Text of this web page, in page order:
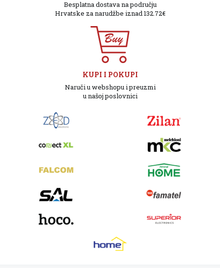
Besplatna dostava na području
Hrvatske za narudžbe iznad 132.72€
KUPI I POKUPI
Naruči u webshopu i preuzmi
u našoj poslovnici